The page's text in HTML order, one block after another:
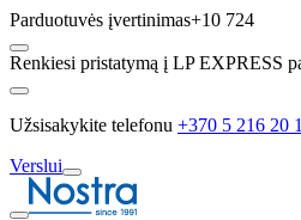
Parduotuvės įvertinimas+10 724
Renkiesi pristatymą į LP EXPRESS
Užsisakykite telefonu +370 5 216 20
Verslui